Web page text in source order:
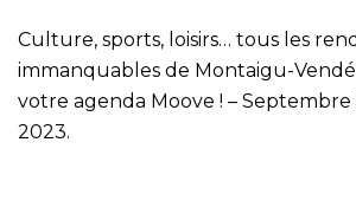
Culture, sports, loisirs… tous les
immanquables de Montaigu-
votre agenda Moove ! –
2023.